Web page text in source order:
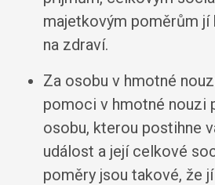
majetkovým poměrům jí
na zdraví.
Za osobu v hmotné
pomoci v hmotné nouzi
osobu, kterou postihne
událost a její celkové
poměry jsou takové, že